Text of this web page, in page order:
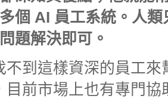
個 AI 員工系統。人
題解決即可。
不到這樣資深的員工
目前市場上也有專門